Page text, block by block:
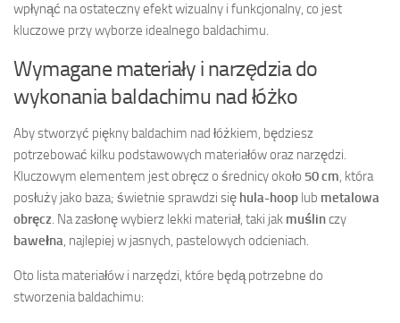
wpłynąć na ostateczny efekt wizualny i funkcjonalny, co jest
kluczowe przy wyborze idealnego baldachimu.
Wymagane materiały i narzędzia do
wykonania baldachimu nad łóżko
Aby stworzyć piękny baldachim nad łóżkiem, będziesz
potrzebować kilku podstawowych materiałów oraz narzędzi.
Kluczowym elementem jest obręcz o średnicy około 50 cm, która
posłuży jako baza; świetnie sprawdzi się hula-hoop lub metalowa
obręcz. Na zasłonę wybierz lekki materiał, taki jak muślinczy
bawełna, najlepiej w jasnych, pastelowych odcieniach.
Oto lista materiałów i narzędzi, które będą potrzebne do
stworzenia baldachimu: